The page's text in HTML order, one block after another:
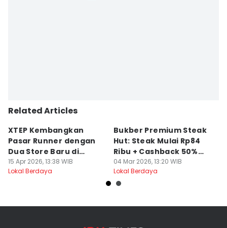
Related Articles
XTEP Kembangkan
Pasar Runner dengan
Dua Store Baru di
Surabaya
15 Apr 2026, 13:38 WIB
Lokal Berdaya
Bukber Premium Steak
Hut: Steak Mulai Rp84
Ribu + Cashback 50%
Member Baru
04 Mar 2026, 13:20 WIB
Lokal Berdaya